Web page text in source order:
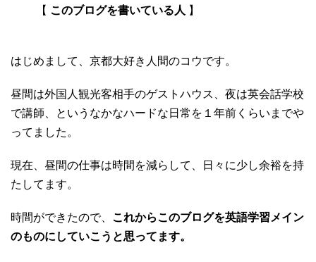
【 このブログを書いている人 】
はじめまして、京都大好き人間のコウです。
昼間は外国人観光客相手のゲストハウス、夜は英会話学校
で講師、というなかなハードな日常を１年前くらいまでや
ってました。
現在、昼間の仕事は時間を減らして、日々に少し余裕を持
たしてます。
時間ができたので、 これからこのブログを英語学習メイン
のものにしていこうと思ってます。